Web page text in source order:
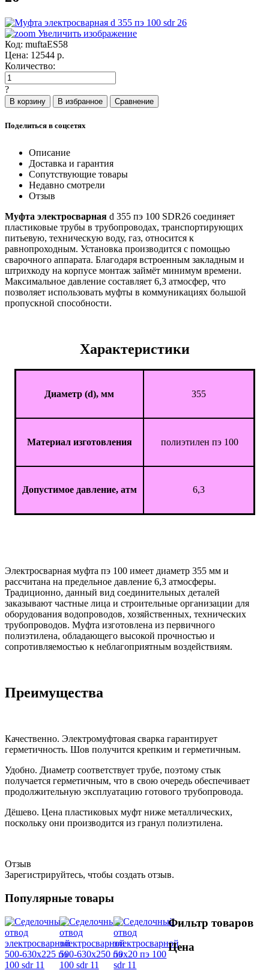
Увеличить изображение
Код: muftaES58
Цена: 12544 р.
Количество:
?
Поделиться в соцсетях
Описание
Доставка и гарантия
Сопутствующие товары
Недавно смотрели
Отзыв
Муфта электросварная d 355 пэ 100 SDR26 соединяет
пластиковые трубы в трубопроводах, транспортирующих
питьевую, техническую воду, газ, относится к
равнопроходным. Установка производится с помощью
сварочного аппарата. Благодаря встроенным закладным и
штрихкоду на корпусе монтаж займёт минимум времени.
Максимальное давление составляет 6,3 атмосфер, что
позволяет использовать муфты в коммуникациях большой
пропускной способности.
Характеристики
Диаметр (d), мм 355
Материал изготовления полиэтилен пэ 100
Допустимое давление, атм 6,3
Электросварная муфта пэ 100 имеет диаметр 355 мм и
рассчитана на предельное давление 6,3 атмосферы.
Традиционно, данный вид соединительных деталей
заказывают частные лица и строительные организации для
оборудования водопроводов, хозяйственных, технических
трубопроводов. Муфта изготовлена из первичного
полиэтилена, обладающего высокой прочностью и
сопротивляемостью к неблагоприятным воздействиям.
Преимущества
Качественно. Электромуфтовая сварка гарантирует
герметичность. Шов получится крепким и герметичным.
Удобно. Диаметр соответствует трубе, поэтому стык
получается герметичным, что в свою очередь обеспечивает
продолжительную эксплуатацию готового трубопровода.
Дёшево. Цена пластиковых муфт ниже металлических,
поскольку они производится из гранул полиэтилена.
Отзыв
Зарегистрируйтесь, чтобы создать отзыв.
Популярные товары
Фильтр товаров
Цена